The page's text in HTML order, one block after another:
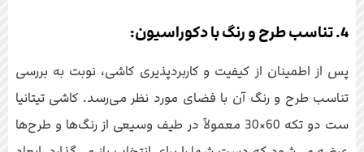
4. تناسب طرح و رنگ با دکوراسیون:
پس از اطمینان از کیفیت و کاربردپذیری کاشی، نوبت به بررسی
تناسب طرح و رنگ آن با فضای مورد نظر می‌رسد. کاشی تیتانیا
ست دو تکه 60×30 معمولاً در طیف وسیعی از رنگ‌ها و طرح‌ها